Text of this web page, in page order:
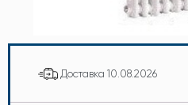
Доставка 10.08.2026